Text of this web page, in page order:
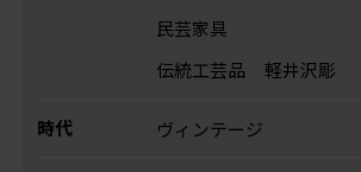
民芸家具
伝統工芸品
軽井沢彫
時代 ヴィンテージ